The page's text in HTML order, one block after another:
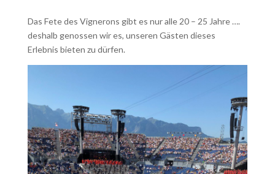
Das Fete des Vignerons gibt es nur alle 20 – 25 Jahre ….
deshalb genossen wir es, unseren Gästen dieses
Erlebnis bieten zu dürfen.